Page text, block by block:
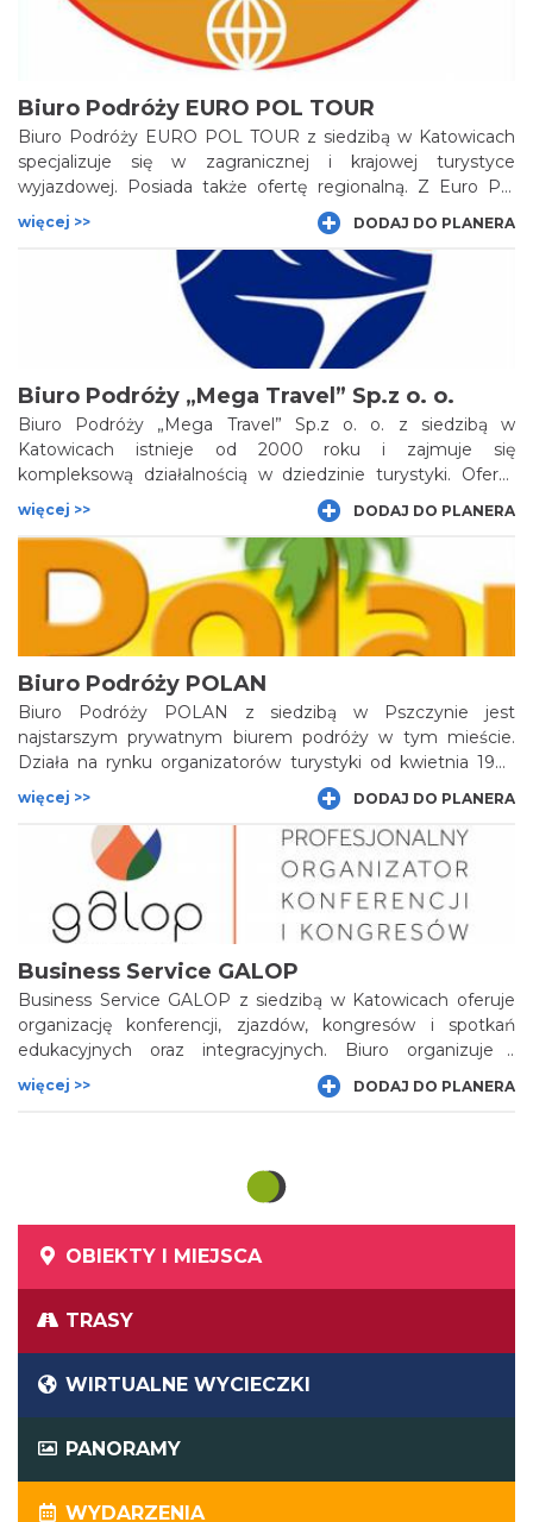
wypoczynkowe należące do Agencji znajdziemy w
Beskidach: Ustroniu i Wiśle.
Biuro Podróży EURO POL TOUR
Biuro Podróży EURO POL TOUR z siedzibą w Katowicach
specjalizuje się w zagranicznej i krajowej turystyce
wyjazdowej. Posiada także ofertę regionalną. Z Euro Pol
Tour można zwiedzić Szlak Zabytków Techniki (osiedle
Nikiszowiec i Giszowiec, Kopalnię Srebra i Kopalnię Guido)
oraz stolicę województwa śląskiego – Katowice, Muzeum
Tyskich Browarów Książęcych oraz Pszczynę i zobaczyć
zamek książęcy, wybrać się na aktywny wypoczynek w
Beskidy lub zwiedzić sanktuarium maryjne na Jasnej Górze
więcej >> DODAJ DO PLANERA
Biuro Podróży „Mega Travel” Sp.z o. o.
Biuro Podróży „Mega Travel” Sp.z o. o. z siedzibą w
Katowicach istnieje od 2000 roku i zajmuje się
kompleksową działalnością w dziedzinie turystyki. Oferta
firmy dostępna jest w sprzedaży w kilkuset biurach
agencyjnych oraz wszystkich największych portalach
internetowych, współpracuje z największymi biurami
podróży w Polsce i na świecie. „Mega Travel” zajmuje się
kompleksową obsługą firm. Organizuje wyjazdy firmowe,
incentive travel.
więcej >> DODAJ DO PLANERA
Biuro Podróży POLAN
Biuro Podróży POLAN z siedzibą w Pszczynie jest
najstarszym prywatnym biurem podróży w tym mieście.
Działa na rynku organizatorów turystyki od kwietnia 1993
roku i posiada bogatą ofertę wyjazdów zagranicznych i
krajowych. Biuro specjalizuje się w organizacji imprez dla
szkół, zakładów pracy i instytucji na zlecenie. Proponuje
ponad 100 programów wycieczek w kraju i za granicą,
organizuje wyjazdy motywacyjne oraz integracyjne z
ciekawym programem turystyczno-rekreacyjnym.
więcej >> DODAJ DO PLANERA
Business Service GALOP
Business Service GALOP z siedzibą w Katowicach oferuje
organizację konferencji, zjazdów, kongresów i spotkań
edukacyjnych oraz integracyjnych. Biuro organizuje i
zarządza wydarzeniami na terenie całej Polski. Business
Service GALOP posiada własny system informatyczny
więcej >> DODAJ DO PLANERA
OBIEKTY I MIEJSCA
TRASY
WIRTUALNE WYCIECZKI
PANORAMY
WYDARZENIA